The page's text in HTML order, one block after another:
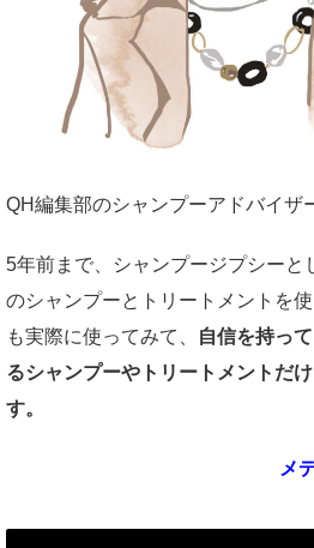
QH編集部のシャンプーアドバイザ
5年前まで、シャンプージプシーと
のシャンプーとトリートメントを
も実際に使ってみて、
自信を持っ
るシャンプーやトリートメントだ
す。
メ